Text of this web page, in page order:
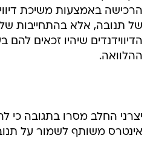
הרכישה באמצעות משיכת
של תנובה, אלא בהתחייבות
הדיווידנדים שיהיו זכאים
ההלוואה.
יצרני החלב מסרו בתגובה כי
אינטרס משותף לשמור על